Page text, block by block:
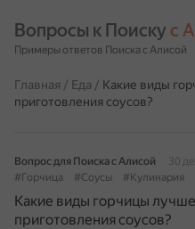
Вопросы к Поиску с
Примеры ответов Поиска с Алисой
Главная / Еда / Какие виды
приготовления соусов?
Вопрос для Поиска с Алисой
30
#Горчица
#Соусы #Кулинария
Какие виды горчицы
приготовления соусов?